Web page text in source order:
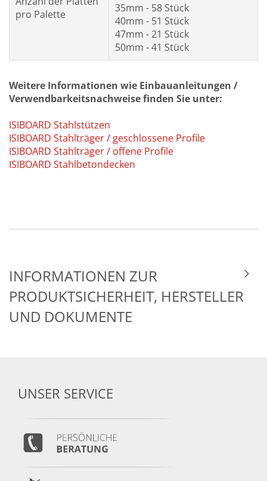
pro Palette
35mm - 58 Stück
40mm - 51 Stück
47mm - 21 Stück
50mm - 41 Stück
Weitere Informationen wie Einbauanleitungen /
Verwendbarkeitsnachweise finden Sie unter:
ISIBOARD Stahlstützen
ISIBOARD Stahlträger / geschlossene Profile
ISIBOARD Stahlträger / offene Profile
ISIBOARD Stahlbetondecken
INFORMATIONEN ZUR
PRODUKTSICHERHEIT, HERSTELLER
UND DOKUMENTE
UNSER SERVICE